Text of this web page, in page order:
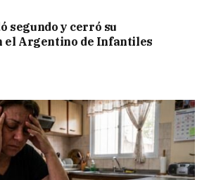
segundo y cerró su
el Argentino de Infantiles